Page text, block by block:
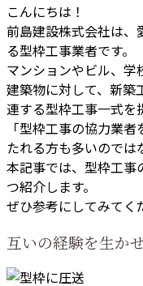
こんにちは！
前島建設株式会社は、
る型枠工事業者です。
マンションやビル、
建築物に対して、新築
連する型枠工事一式を
「型枠工事の協力業
たれる方も多いのでは
本記事では、型枠工事
つ紹介します。
ぜひ参考にしてみてく
互いの経験を生か